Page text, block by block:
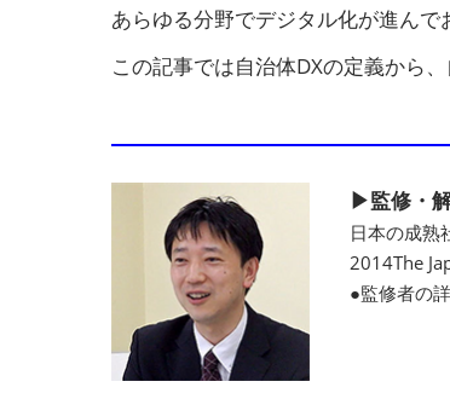
あらゆる分野でデジタル化が進んで
この記事では自治体DXの定義から
▶監修・
日本の成熟
2014The
●監修者の